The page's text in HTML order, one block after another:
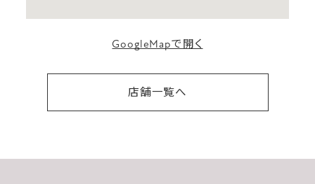
GoogleMapで開く
店舗一覧へ